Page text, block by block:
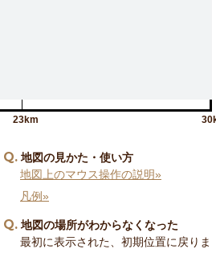
23km
Q 地図の見かた・使い方
地図上のマウス操作の説明»
凡例»
Q 地図の場所がわからなくなった
最初に表示された、初期位置に戻りま